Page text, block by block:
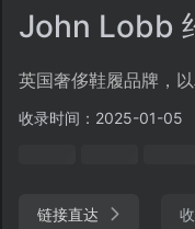
John Lobb
英国奢侈鞋履品牌，
收录时间：2025-01-05
链接直达